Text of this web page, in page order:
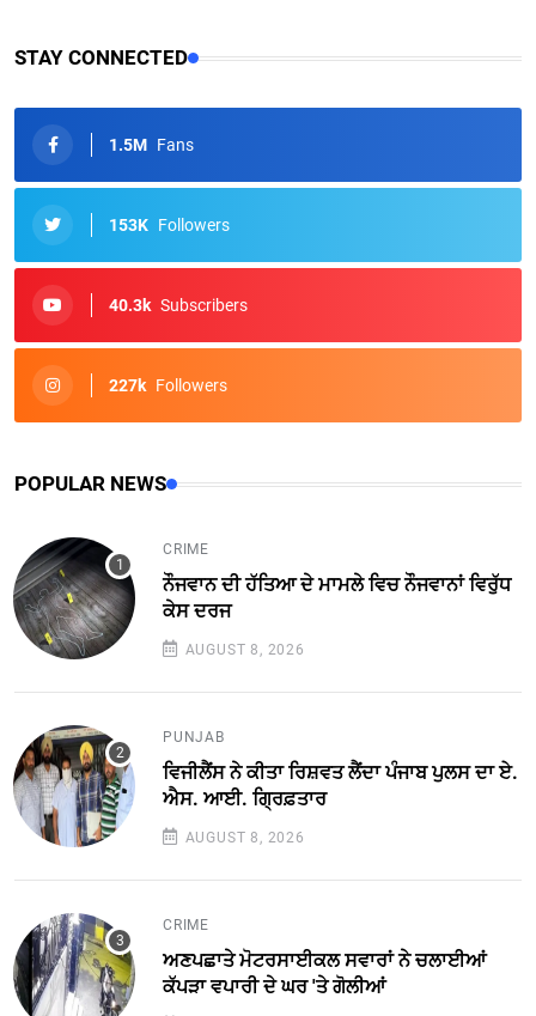
STAY CONNECTED
1.5M Fans
153K Followers
40.3k Subscribers
227k Followers
POPULAR NEWS
CRIME
ਨੌਜਵਾਨ ਦੀ ਹੱਤਿਆ ਦੇ ਮਾਮਲੇ ਵਿਚ ਨੌਜਵਾਨਾਂ ਵਿਰੁੱਧ
ਕੇਸ ਦਰਜ
AUGUST 8, 2026
PUNJAB
ਵਿਜੀਲੈਂਸ ਨੇ ਕੀਤਾ ਰਿਸ਼ਵਤ ਲੈਂਦਾ ਪੰਜਾਬ ਪੁਲਸ ਦਾ ਏ.
ਐਸ. ਆਈ. ਗ੍ਰਿਫ਼ਤਾਰ
AUGUST 8, 2026
CRIME
ਅਣਪਛਾਤੇ ਮੋਟਰਸਾਈਕਲ ਸਵਾਰਾਂ ਨੇ ਚਲਾਈਆਂ
ਕੱਪੜਾ ਵਪਾਰੀ ਦੇ ਘਰ 'ਤੇ ਗੋਲੀਆਂ